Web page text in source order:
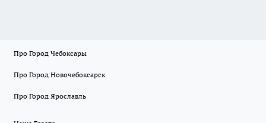
Про Город Чебоксары
Про Город Новочебоксарск
Про Город Ярославль